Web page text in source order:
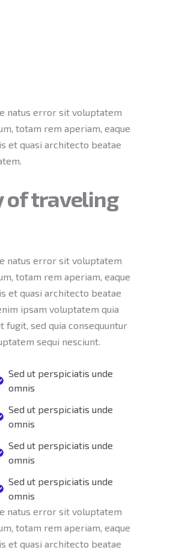
natus error sit voluptatem
totam rem aperiam, eaque
et quasi architecto beatae
of traveling
natus error sit voluptatem
totam rem aperiam, eaque
et quasi architecto beatae
ipsam voluptatem quia
sed quia consequuntur
sequi nesciunt.
Sed ut perspiciatis unde
omnis
Sed ut perspiciatis unde
omnis
Sed ut perspiciatis unde
omnis
Sed ut perspiciatis unde
omnis
natus error sit voluptatem
totam rem aperiam, eaque
et quasi architecto beatae